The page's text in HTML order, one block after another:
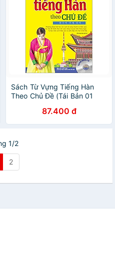
Sách Từ Vựng Tiếng Hàn
Theo Chủ Đề (Tái Bản 01
87.400 đ
1/2
2